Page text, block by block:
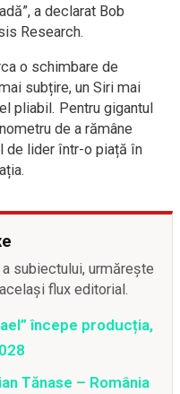
a declarat Bob
Research.
o schimbare de
subțire, un Siri mai
pliabil. Pentru gigantul
de a rămâne
de lider într-o piață în
subiectului, urmărește
flux editorial.
începe producția,
Tănase – România